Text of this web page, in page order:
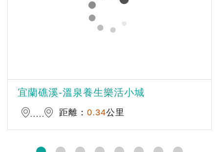
宜蘭礁溪-溫泉養生樂活小城
距離： 0.34公里